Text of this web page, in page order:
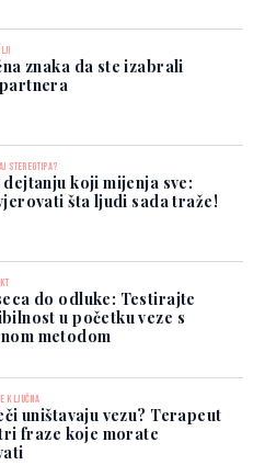
znaka da ste izabrali
STEREOTIPA?
koji mijenja sve:
šta ljudi sada traže!
do odluke: Testirajte
u početku veze s
metodom
KLJUČNA
uništavaju vezu? Terapeut
fraze koje morate